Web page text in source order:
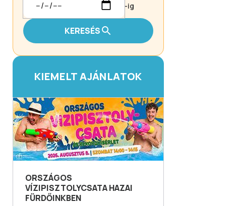
-ig
KERESÉS
KIEMELT AJÁNLATOK
ORSZÁGOS
VÍZIPISZTOLYCSATA HAZAI
FÜRDŐINKBEN